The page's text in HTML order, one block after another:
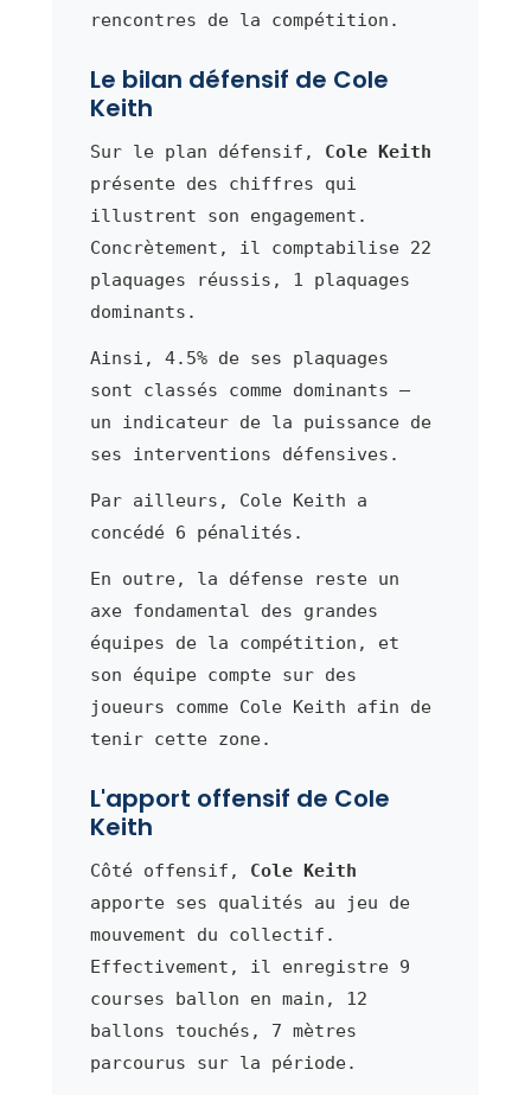
rencontres de la compétition.
Le bilan défensif de Cole
Keith
Sur le plan défensif, Cole Keith
présente des chiffres qui
illustrent son engagement.
Concrètement, il comptabilise 22
plaquages réussis, 1 plaquages
dominants.
Ainsi, 4.5% de ses plaquages
sont classés comme dominants —
un indicateur de la puissance de
ses interventions défensives.
Par ailleurs, Cole Keith a
concédé 6 pénalités.
En outre, la défense reste un
axe fondamental des grandes
équipes de la compétition, et
son équipe compte sur des
joueurs comme Cole Keith afin de
tenir cette zone.
L'apport offensif de Cole
Keith
Côté offensif, Cole Keith
apporte ses qualités au jeu de
mouvement du collectif.
Effectivement, il enregistre 9
courses ballon en main, 12
ballons touchés, 7 mètres
parcourus sur la période.